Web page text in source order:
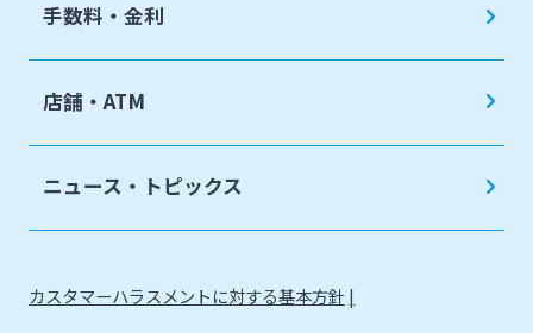
手数料・金利
店舗・ATM
ニュース・トピックス
カスタマーハラスメントに対する基本方針